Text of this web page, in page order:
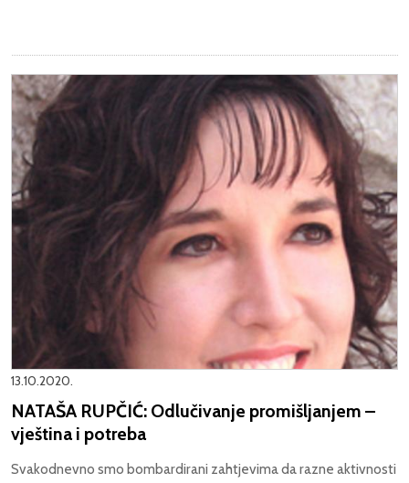
13.10.2020.
NATAŠA RUPČIĆ: Odlučivanje promišljanjem –
vještina i potreba
Svakodnevno smo bombardirani zahtjevima da razne aktivnosti